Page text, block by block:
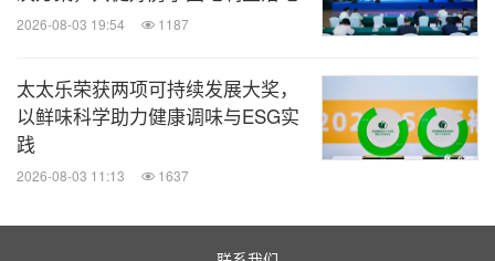
及注册服务，并作为政府与建造业界之间的主要沟通
如欲查询更多有关建造业议会的资料，请浏览www.c
ic.hk
关于香港绿色建筑议会
2026-08-03 19:54 1187
太太乐荣获两项可持续发展大奖，
以鲜味科学助力健康调味与ESG实
践
2026-08-03 11:13 1637